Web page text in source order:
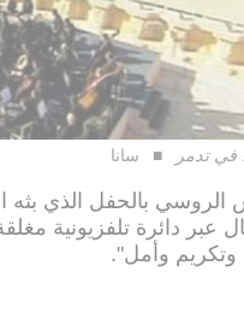
تدمر سانا
الروسي بالحفل الذي بثه
عبر دائرة تلفزيونية
وتكريم وأمل".